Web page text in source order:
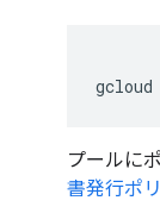
プールに
書発行ポ